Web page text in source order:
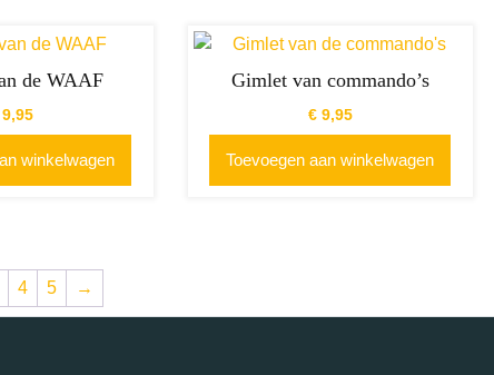
de WAAF
winkelwagen
Gimlet van commando’s
€9,95
Toevoegen aan winkelwagen
4 5 →